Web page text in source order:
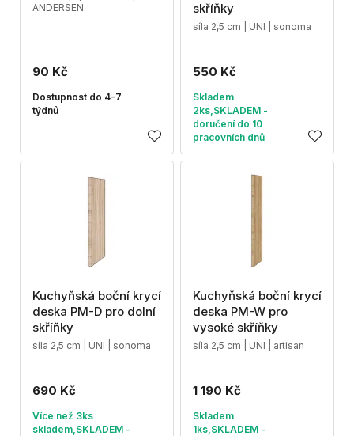
ANDERSEN
90 Kč
Dostupnost do 4-7
týdnů
skříňky
síla 2,5 cm | UNI | sonoma
550 Kč
Skladem
2ks,SKLADEM -
doručení do 10
pracovních dnů
Kuchyňská boční krycí
deska PM-D pro dolní
skříňky
síla 2,5 cm | UNI | sonoma
690 Kč
Více než 3ks
skladem,SKLADEM -
Kuchyňská boční krycí
deska PM-W pro
vysoké skříňky
síla 2,5 cm | UNI | artisan
1 190 Kč
Skladem
1ks,SKLADEM -